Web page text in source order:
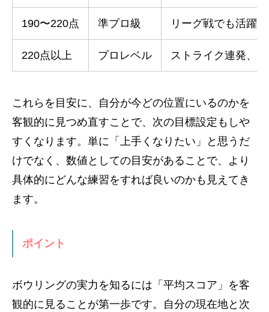
190〜220点 準プロ級 リーグ戦でも活躍
220点以上 プロレベル ストライク連発、
これらを目安に、自分が今どの位置にいるのかを
客観的に見つめ直すことで、次の目標設定もしや
すくなります。単に「上手くなりたい」と思うだ
けでなく、数値としての目安があることで、より
具体的にどんな練習をすれば良いのかも見えてき
ます。
ポイント
ボウリングの実力を知るには「平均スコア」を客
観的に見ることが第一歩です。自分の現在地と次